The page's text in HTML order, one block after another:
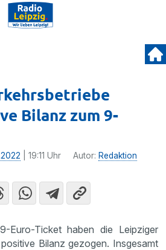
Bilanz zum 9-
| 19:11 Uhr Autor: Redaktion
Euro-Ticket haben die Leipziger
Bilanz gezogen. Insgesamt